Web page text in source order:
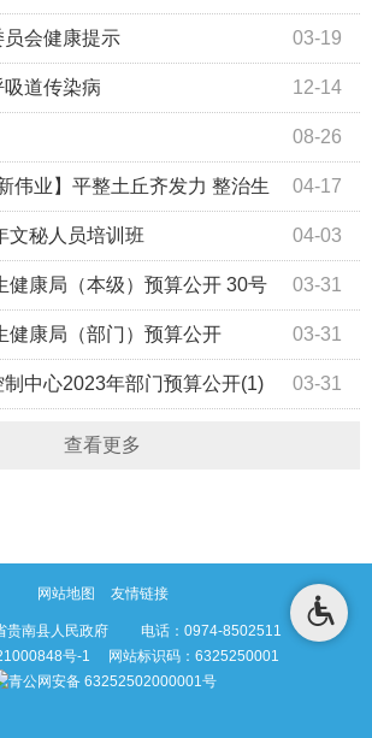
03-19
会健康提示
12-14
道传染病
08-26
04-17
伟业】平整土丘齐发力 整治生
开展2023年土丘平整活动 04-03
文秘人员培训班
03-31
健康局（本级）预算公开 30号
03-31
健康局（部门）预算公开
03-31
中心2023年部门预算公开(1)
查看更多
网站地图 友情链接
贵南县人民政府 电话：0974-8502511
号-1 网站标识码：6325250001
青公网安备 63252502000001号